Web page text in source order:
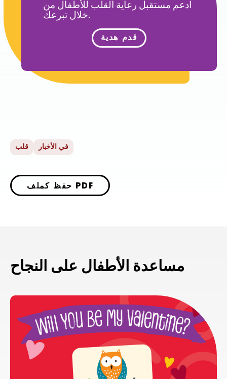
ادعم مستقبل رعاية القلب للأطفال من
خلال تبرعك.
قدم هدية
قلب في الأخبار
حفظ كملف PDF
مساعدة الأطفال على النجاح